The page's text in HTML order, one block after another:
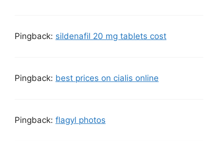
Pingback: sildenafil 20 mg tablets cost
Pingback: best prices on cialis online
Pingback: flagyl photos